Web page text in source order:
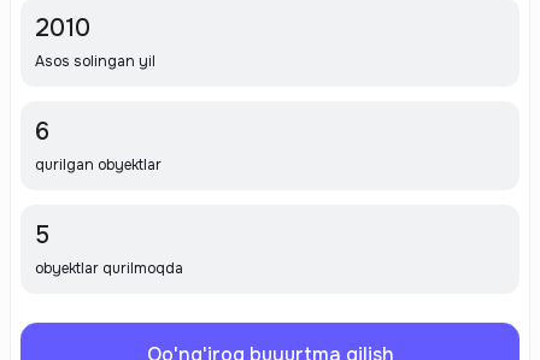
2010
Asos solingan yil
6
qurilgan obyektlar
5
obyektlar qurilmoqda
Qo'ng'iroq buyurtma qilish